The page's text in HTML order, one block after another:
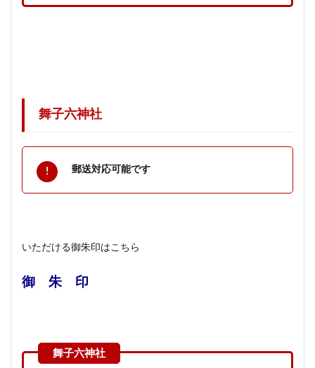
舞子六神社
郵送対応可能です
いただける御朱印はこちら
御 朱 印